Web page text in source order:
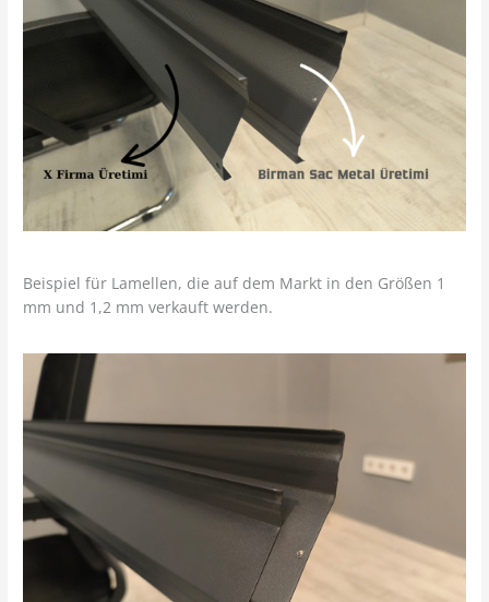
Beispiel für Lamellen, die auf dem Markt in den Größen 1
mm und 1,2 mm verkauft werden.